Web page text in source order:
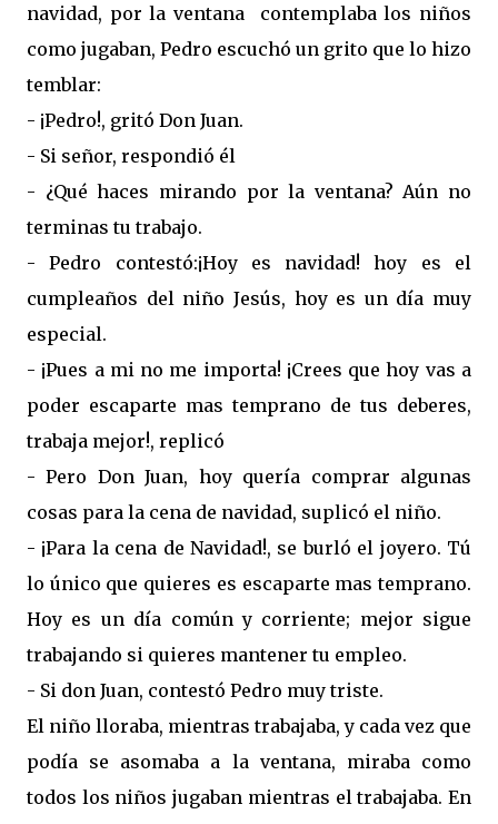
navidad, por la ventana contemplaba los niños
como jugaban, Pedro escuchó un grito que lo hizo
temblar:
- ¡Pedro!, gritó Don Juan.
- Si señor, respondió él
- ¿Qué haces mirando por la ventana? Aún no
terminas tu trabajo.
- Pedro contestó:¡Hoy es navidad! hoy es el
cumpleaños del niño Jesús, hoy es un día muy
especial.
- ¡Pues a mi no me importa! ¡Crees que hoy vas a
poder escaparte mas temprano de tus deberes,
trabaja mejor!, replicó
- Pero Don Juan, hoy quería comprar algunas
cosas para la cena de navidad, suplicó el niño.
- ¡Para la cena de Navidad!, se burló el joyero. Tú
lo único que quieres es escaparte mas temprano.
Hoy es un día común y corriente; mejor sigue
trabajando si quieres mantener tu empleo.
- Si don Juan, contestó Pedro muy triste.
El niño lloraba, mientras trabajaba, y cada vez que
podía se asomaba a la ventana, miraba como
todos los niños jugaban mientras el trabajaba. En